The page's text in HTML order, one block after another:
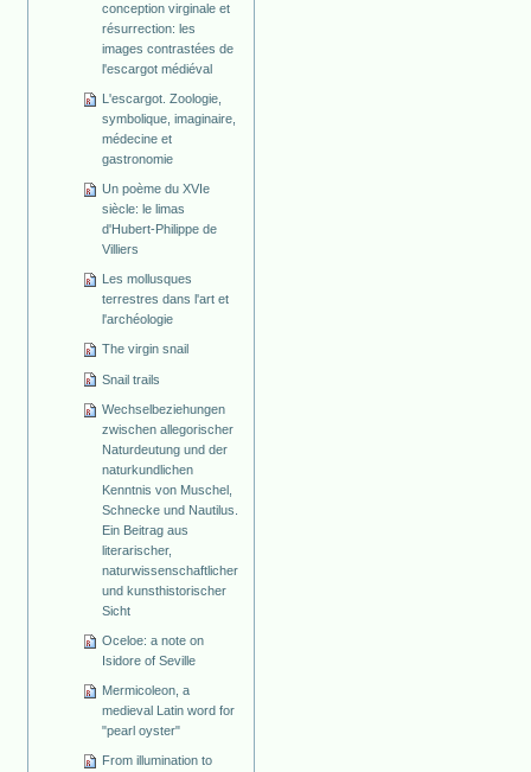
conception virginale et
résurrection: les
images contrastées de
l'escargot médiéval
L'escargot. Zoologie,
symbolique, imaginaire,
médecine et
gastronomie
Un poème du XVIe
siècle: le limas
d'Hubert-Philippe de
Villiers
Les mollusques
terrestres dans l'art et
l'archéologie
The virgin snail
Snail trails
Wechselbeziehungen
zwischen allegorischer
Naturdeutung und der
naturkundlichen
Kenntnis von Muschel,
Schnecke und Nautilus.
Ein Beitrag aus
literarischer,
naturwissenschaftlicher
und kunsthistorischer
Sicht
Oceloe: a note on
Isidore of Seville
Mermicoleon, a
medieval Latin word for
"pearl oyster"
From illumination to